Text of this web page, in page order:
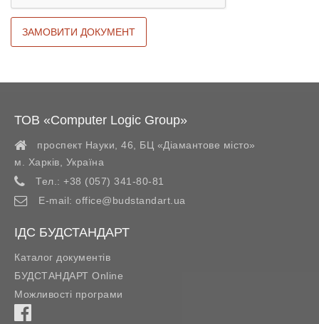
ТОВ «Computer Logic Group»
проспект Науки, 46, БЦ «Діамантове місто»
м. Харків
Україна
Тел.: +38 (057) 341-80-81
E-mail: office@budstandart.ua
ІДС БУДСТАНДАРТ
Каталог документів
БУДСТАНДАРТ Online
Можливості програми